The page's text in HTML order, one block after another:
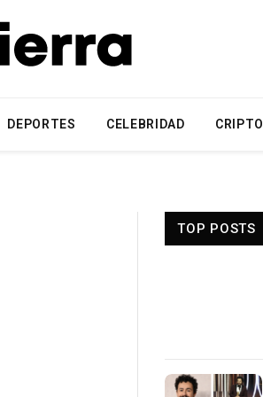
DEPORTES CELEBRIDAD CRIPTO
TOP POSTS